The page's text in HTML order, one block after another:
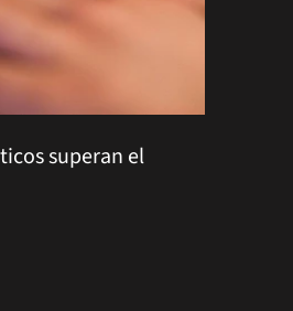
superan el